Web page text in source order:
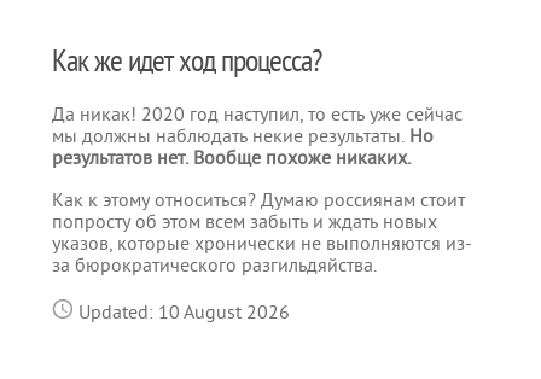
Как же идет ход процесса?
Да никак! 2020 год наступил, то есть уже сейчас
мы должны наблюдать некие результаты. Но
результатов нет. Вообще похоже никаких.
Как к этому относиться? Думаю россиянам стоит
попросту об этом всем забыть и ждать новых
указов, которые хронически не выполняются из-
за бюрократического разгильдяйства.
Updated: 10 August 2026